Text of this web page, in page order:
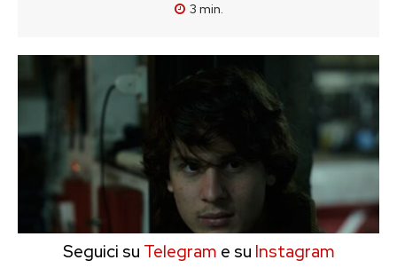
3 min.
Seguici su Telegram e su Instagram